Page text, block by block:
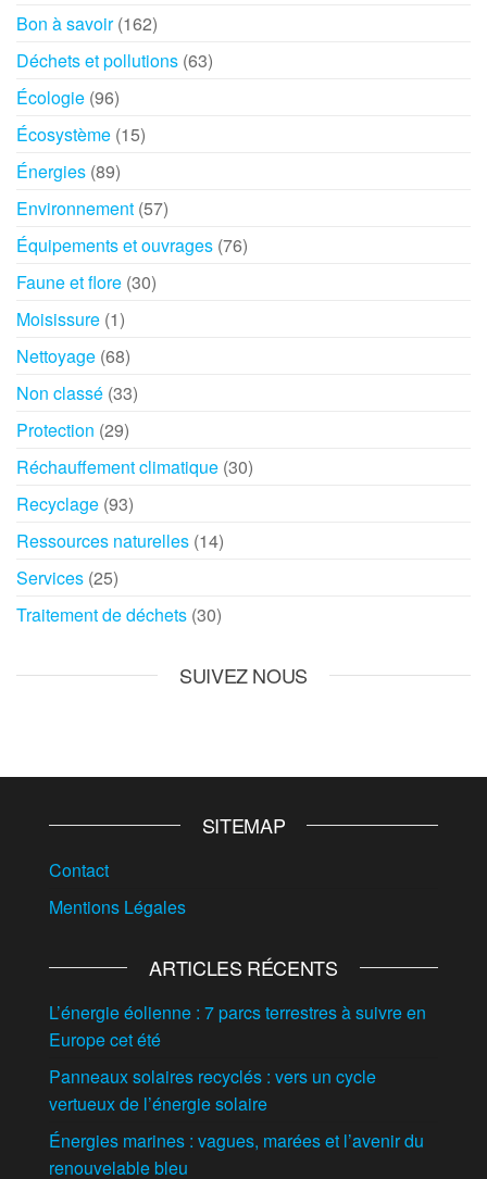
Bon à savoir(162)
Déchets et pollutions (63)
Écologie (96)
Écosystème (15)
Énergies (89)
Environnement (57)
Équipements et ouvrages (76)
Faune et flore (30)
Moisissure (1)
Nettoyage (68)
Non classé (33)
Protection (29)
Réchauffement climatique (30)
Recyclage (93)
Ressources naturelles (14)
Services (25)
Traitement de déchets (30)
SUIVEZ NOUS
SITEMAP
Contact
Mentions Légales
ARTICLES RÉCENTS
L’énergie éolienne : 7 parcs terrestres à suivre en
Europe cet été
Panneaux solaires recyclés : vers un cycle
vertueux de l’énergie solaire
Énergies marines : vagues, marées et l’avenir du
renouvelable bleu